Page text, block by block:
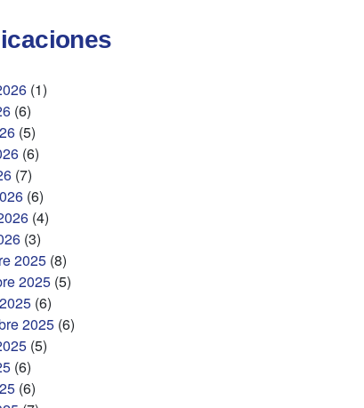
(1)
(6)
(5)
(6)
(7)
(6)
(4)
(3)
2025 (8)
2025 (5)
(6)
2025 (6)
(5)
(6)
(6)